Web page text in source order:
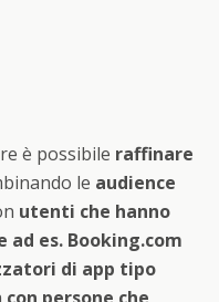
è possibile raffinare
le audience
utenti che hanno
es. Booking.com
di app tipo